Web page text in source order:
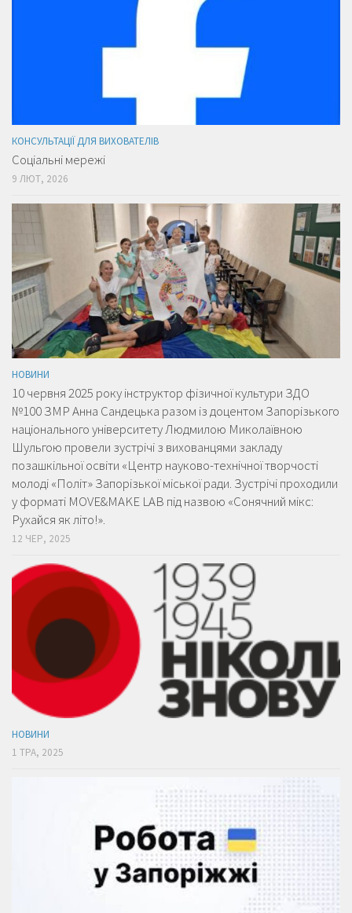
КОНСУЛЬТАЦІЇ ДЛЯ ВИХОВАТЕЛІВ
Соціальні мережі
9 ЛЮТ, 2026
НОВИНИ
10 червня 2025 року інструктор фізичної культури ЗДО
№100 ЗМР Анна Сандецька разом із доцентом Запорізького
національного університету Людмилою Миколаївною
Шульгою провели зустрічі з вихованцями закладу
позашкільної освіти «Центр науково-технічної творчості
молоді «Політ» Запорізької міської ради. Зустрічі проходили
у форматі MOVE&MAKE LAB під назвою «Сонячний мікс:
Рухайся як літо!».
12 ЧЕР, 2025
НОВИНИ
1 ТРА, 2025